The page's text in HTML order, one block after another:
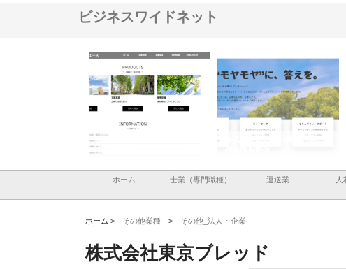
ビジネスワイドネット
株式会社メタルエースの企業サ
イトが提供する充実した情報内
株式会社ＣＳＡの事業内容と強
株式会
装工事
ホーム 士業（専門職種） 運送業 人
ホーム > その他業種 > その他_法人・企業
株式会社東京ブレッド